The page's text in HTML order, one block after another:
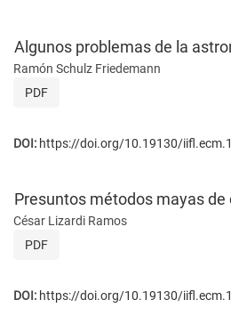
Algunos problemas de la
Ramón Schulz Friedemann
PDF
DOI: https://doi.org/10.19130/
Presuntos métodos mayas
César Lizardi Ramos
PDF
DOI: https://doi.org/10.19130/